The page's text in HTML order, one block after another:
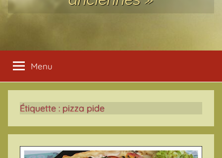
Menu
Étiquette : pizza pide